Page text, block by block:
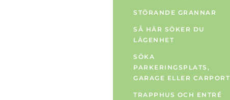
STÖRANDE GRANNAR
SÅ HÄR SÖKER DU
LÄGENHET
SÖKA
PARKERINGSPLATS,
GARAGE ELLER CARPORT
TRAPPHUS OCH ENTRÉ